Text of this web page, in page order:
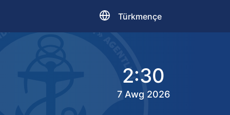
Türkmençe
2:30
7 Awg 2026